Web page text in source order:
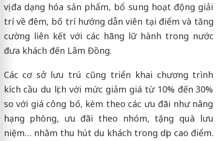
vị đa dạng hóa sản phẩm, bổ sung hoạt động giải
trí về đêm, bố trí hướng dẫn viên tại điểm và tăng
cường liên kết với các hãng lữ hành trong nước
đưa khách đến Lâm Đồng.
Các cơ sở lưu trú cũng triển khai chương trình
kích cầu du lịch với mức giảm giá từ 10% đến 30%
so với giá công bố, kèm theo các ưu đãi như nâng
hạng phòng, ưu đãi theo nhóm, tặng quà lưu
niệm… nhằm thu hút du khách trong dịp cao điểm.